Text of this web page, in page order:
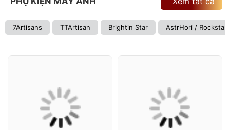
7Artisans TTArtisan Brightin Star AstrHori / Rockstar